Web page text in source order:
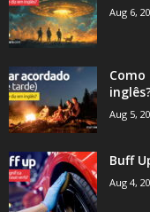
Aug 6,
Como
Aug 5,
Buff
Aug 4,